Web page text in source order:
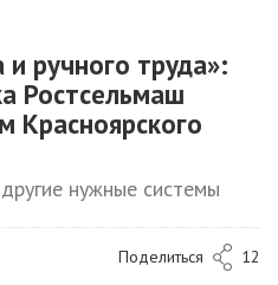
ручного труда»:
Ростсельмаш
Красноярского
нужные системы
Поделиться 12